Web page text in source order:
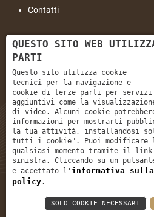
Contatti
Contatti
Email:info@sanzenoinfissi.com
Tel: +39 045 566 609
San Zeno Infissi Srl| P. IVA:
Informativa
QUESTO SITO WEB
PARTI
Questo sito utilizza cookie
tecnici per la navigazione e
cookie di terze parti per servizi
aggiuntivi come la
di video. Alcuni cookie
informazioni per mostrarti
la tua attività, installandosi
tutti i cookie". Puoi modificare
qualsiasi momento tramite il link
sinistra. Cliccando su un
e accettato l' informativa
policy.
SOLO COOKIE NECESSARI